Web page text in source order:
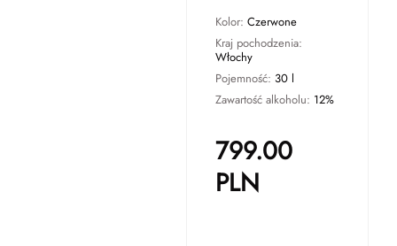
Kolor: Czerwone
Kraj pochodzenia:
Włochy
Pojemność: 30 l
Zawartość alkoholu: 12%
799.00
PLN